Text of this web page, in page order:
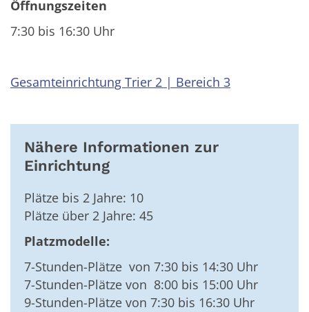
Öffnungszeiten
7:30 bis 16:30 Uhr
Gesamteinrichtung Trier 2 | Bereich 3
Nähere Informationen zur
Einrichtung
Plätze bis 2 Jahre: 10
Plätze über 2 Jahre: 45
Platzmodelle:
7-Stunden-Plätze von 7:30 bis 14:30 Uhr
7-Stunden-Plätze von 8:00 bis 15:00 Uhr
9-Stunden-Plätze von 7:30 bis 16:30 Uhr